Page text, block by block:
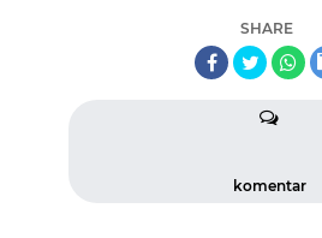
SHARE
komentar